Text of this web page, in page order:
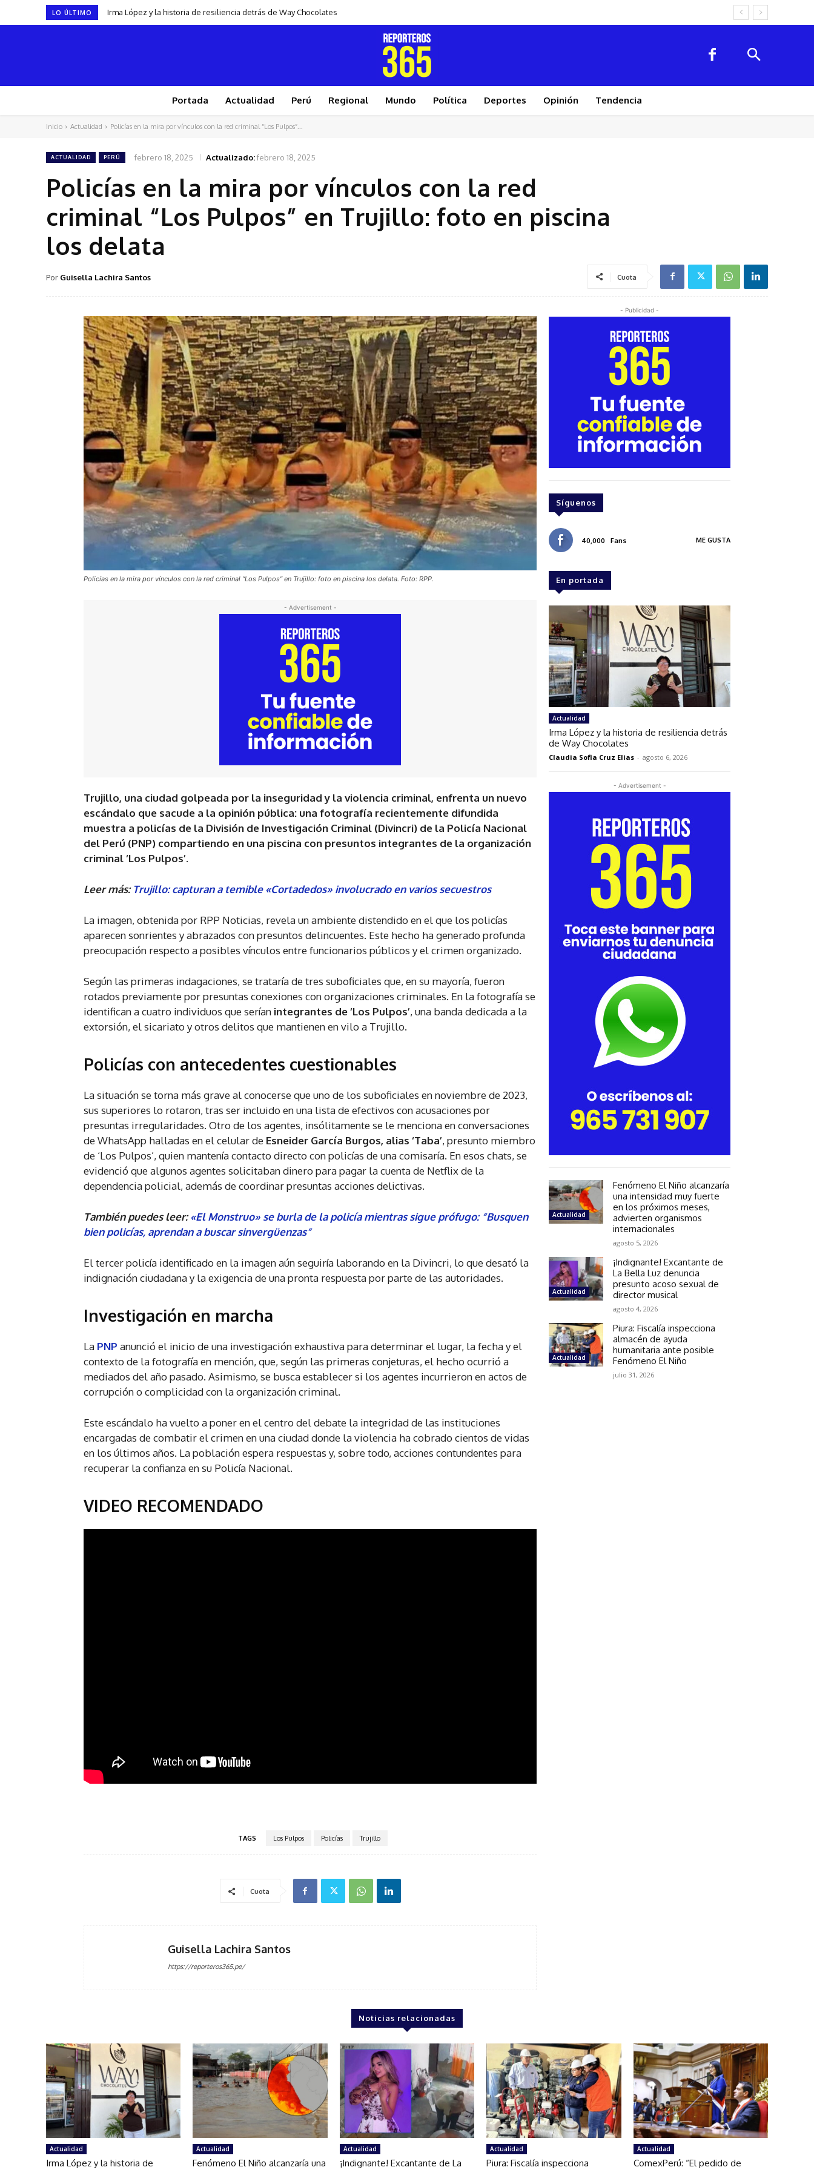
LO ÚLTIMO Irma López y la historia de resiliencia detrás de Way Chocolates
Fenómeno El Niño alcanzaría una intensidad muy fuerte en los próximos meses, advierten organismos internacionales
Portada Actualidad Perú Regional Mundo Política Deportes Opinión Tendencia
Inicio Actualidad Policías en la mira por vínculos con la red criminal “Los Pulpos”...
ACTUALIDAD PERÚ febrero 18, 2025 Actualizado:febrero 18, 2025
Policías en la mira por vínculos con la red
criminal “Los Pulpos” en Trujillo: foto en piscina
los delata
Por Guisella Lachira Santos Cuota
Policías en la mira por vínculos con la red criminal “Los Pulpos” en Trujillo: foto en piscina los delata. Foto: RPP.
- Advertisement -
Trujillo, una ciudad golpeada por la inseguridad y la violencia criminal, enfrenta un nuevo
escándalo que sacude a la opinión pública: una fotografía recientemente difundida
muestra a policías de la División de Investigación Criminal (Divincri) de la Policía Nacional
del Perú (PNP) compartiendo en una piscina con presuntos integrantes de la organización
criminal ‘Los Pulpos’.
Leer más:Trujillo: capturan a temible «Cortadedos» involucrado en varios secuestros
La imagen, obtenida por RPP Noticias, revela un ambiente distendido en el que los policías
aparecen sonrientes y abrazados con presuntos delincuentes. Este hecho ha generado profunda
preocupación respecto a posibles vínculos entre funcionarios públicos y el crimen organizado.
Según las primeras indagaciones, se trataría de tres suboficiales que, en su mayoría, fueron
rotados previamente por presuntas conexiones con organizaciones criminales. En la fotografía se
identifican a cuatro individuos que serían integrantes de ‘Los Pulpos’, una banda dedicada a la
extorsión, el sicariato y otros delitos que mantienen en vilo a Trujillo.
Policías con antecedentes cuestionables
La situación se torna más grave al conocerse que uno de los suboficiales en noviembre de 2023,
sus superiores lo rotaron, tras ser incluido en una lista de efectivos con acusaciones por
presuntas irregularidades. Otro de los agentes, insólitamente se le menciona en conversaciones
de WhatsApp halladas en el celular de Esneider García Burgos, alias ‘Taba’, presunto miembro
de ‘Los Pulpos’, quien mantenía contacto directo con policías de una comisaría. En esos chats, se
evidenció que algunos agentes solicitaban dinero para pagar la cuenta de Netflix de la
dependencia policial, además de coordinar presuntas acciones delictivas.
También puedes leer:«El Monstruo» se burla de la policía mientras sigue prófugo: “Busquen
bien policías, aprendan a buscar sinvergüenzas”
El tercer policía identificado en la imagen aún seguiría laborando en la Divincri, lo que desató la
indignación ciudadana y la exigencia de una pronta respuesta por parte de las autoridades.
Investigación en marcha
La PNP anunció el inicio de una investigación exhaustiva para determinar el lugar, la fecha y el
contexto de la fotografía en mención, que, según las primeras conjeturas, el hecho ocurrió a
mediados del año pasado. Asimismo, se busca establecer si los agentes incurrieron en actos de
corrupción o complicidad con la organización criminal.
Este escándalo ha vuelto a poner en el centro del debate la integridad de las instituciones
encargadas de combatir el crimen en una ciudad donde la violencia ha cobrado cientos de vidas
en los últimos años. La población espera respuestas y, sobre todo, acciones contundentes para
recuperar la confianza en su Policía Nacional.
VIDEO RECOMENDADO
TAGS Los Pulpos Policías Trujillo
Cuota
Guisella Lachira Santos
https://reporteros365.pe/
- Publicidad -
Síguenos
40,000 Fans ME GUSTA
En portada
Actualidad
Irma López y la historia de resiliencia detrás
de Way Chocolates
Claudia Sofia Cruz Elias - agosto 6, 2026
- Advertisement -
Actualidad
Fenómeno El Niño alcanzaría
una intensidad muy fuerte
en los próximos meses,
advierten organismos
internacionales
agosto 5, 2026
Actualidad
¡Indignante! Excantante de
La Bella Luz denuncia
presunto acoso sexual de
director musical
agosto 4, 2026
Actualidad
Piura: Fiscalía inspecciona
almacén de ayuda
humanitaria ante posible
Fenómeno El Niño
julio 31, 2026
Noticias relacionadas
Actualidad
Irma López y la historia de
Actualidad
Fenómeno El Niño alcanzaría una
Actualidad
¡Indignante! Excantante de La
Actualidad
Piura: Fiscalía inspecciona
Actualidad
ComexPerú: “El pedido de